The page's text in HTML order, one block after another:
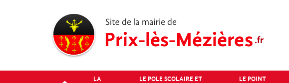
LA
LE POLE SCOLAIRE ET
LE POINT